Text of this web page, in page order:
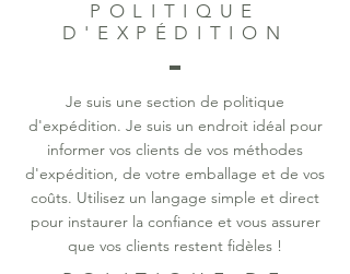
POLITIQUE
D'EXPÉDITION
Je suis une section de politique
d'expédition. Je suis un endroit idéal pour
informer vos clients de vos méthodes
d'expédition, de votre emballage et de vos
coûts. Utilisez un langage simple et direct
pour instaurer la confiance et vous assurer
que vos clients restent fidèles !